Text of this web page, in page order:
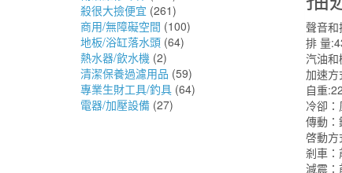
殺很大撿便宜 (261)
商用/無障礙空間 (100)
地板/浴缸落水頭 (64)
熱水器/飲水機 (2)
清潔保養過濾用品 (59)
專業生財工具/釣具 (64)
電器/加壓設備 (27)
聲音和
排 量
汽油和
加速
自重
冷卻
傳動：
啓動方
剎車：
減震